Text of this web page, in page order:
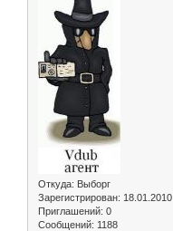
Откуда: Выборг
Зарегистрирован: 18.01.2010
Приглашений: 0
Сообщений: 1188